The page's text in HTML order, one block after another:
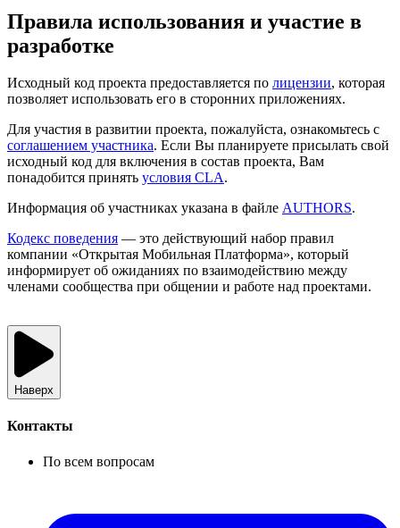
Правила использования и участие в
разработке
Исходный код проекта предоставляется по лицензии, которая
позволяет использовать его в сторонних приложениях.
Для участия в развитии проекта, пожалуйста, ознакомьтесь с
cоглашением участника. Если Вы планируете присылать свой
исходный код для включения в состав проекта, Вам
понадобится принять условия CLA.
Информация об участниках указана в файле AUTHORS.
Кодекс поведения — это действующий набор правил
компании «Открытая Мобильная Платформа», который
информирует об ожиданиях по взаимодействию между
членами сообщества при общении и работе над проектами.
Наверх
Контакты
По всем вопросам